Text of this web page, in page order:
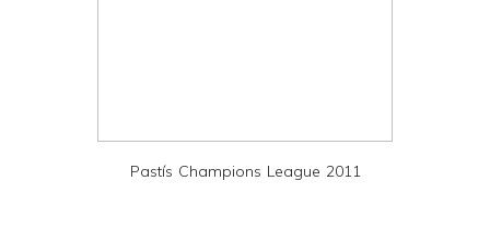
Pastís Champions League 2011